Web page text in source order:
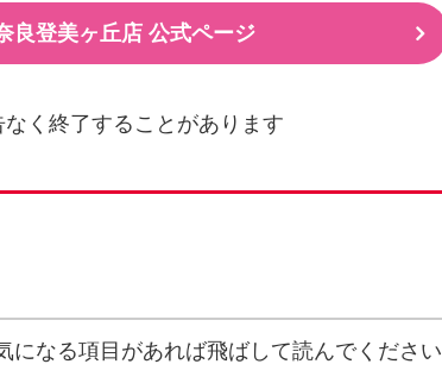
良登美ヶ丘店 公式ページ
く終了することがあります
になる項目があれば飛ばして読んでください